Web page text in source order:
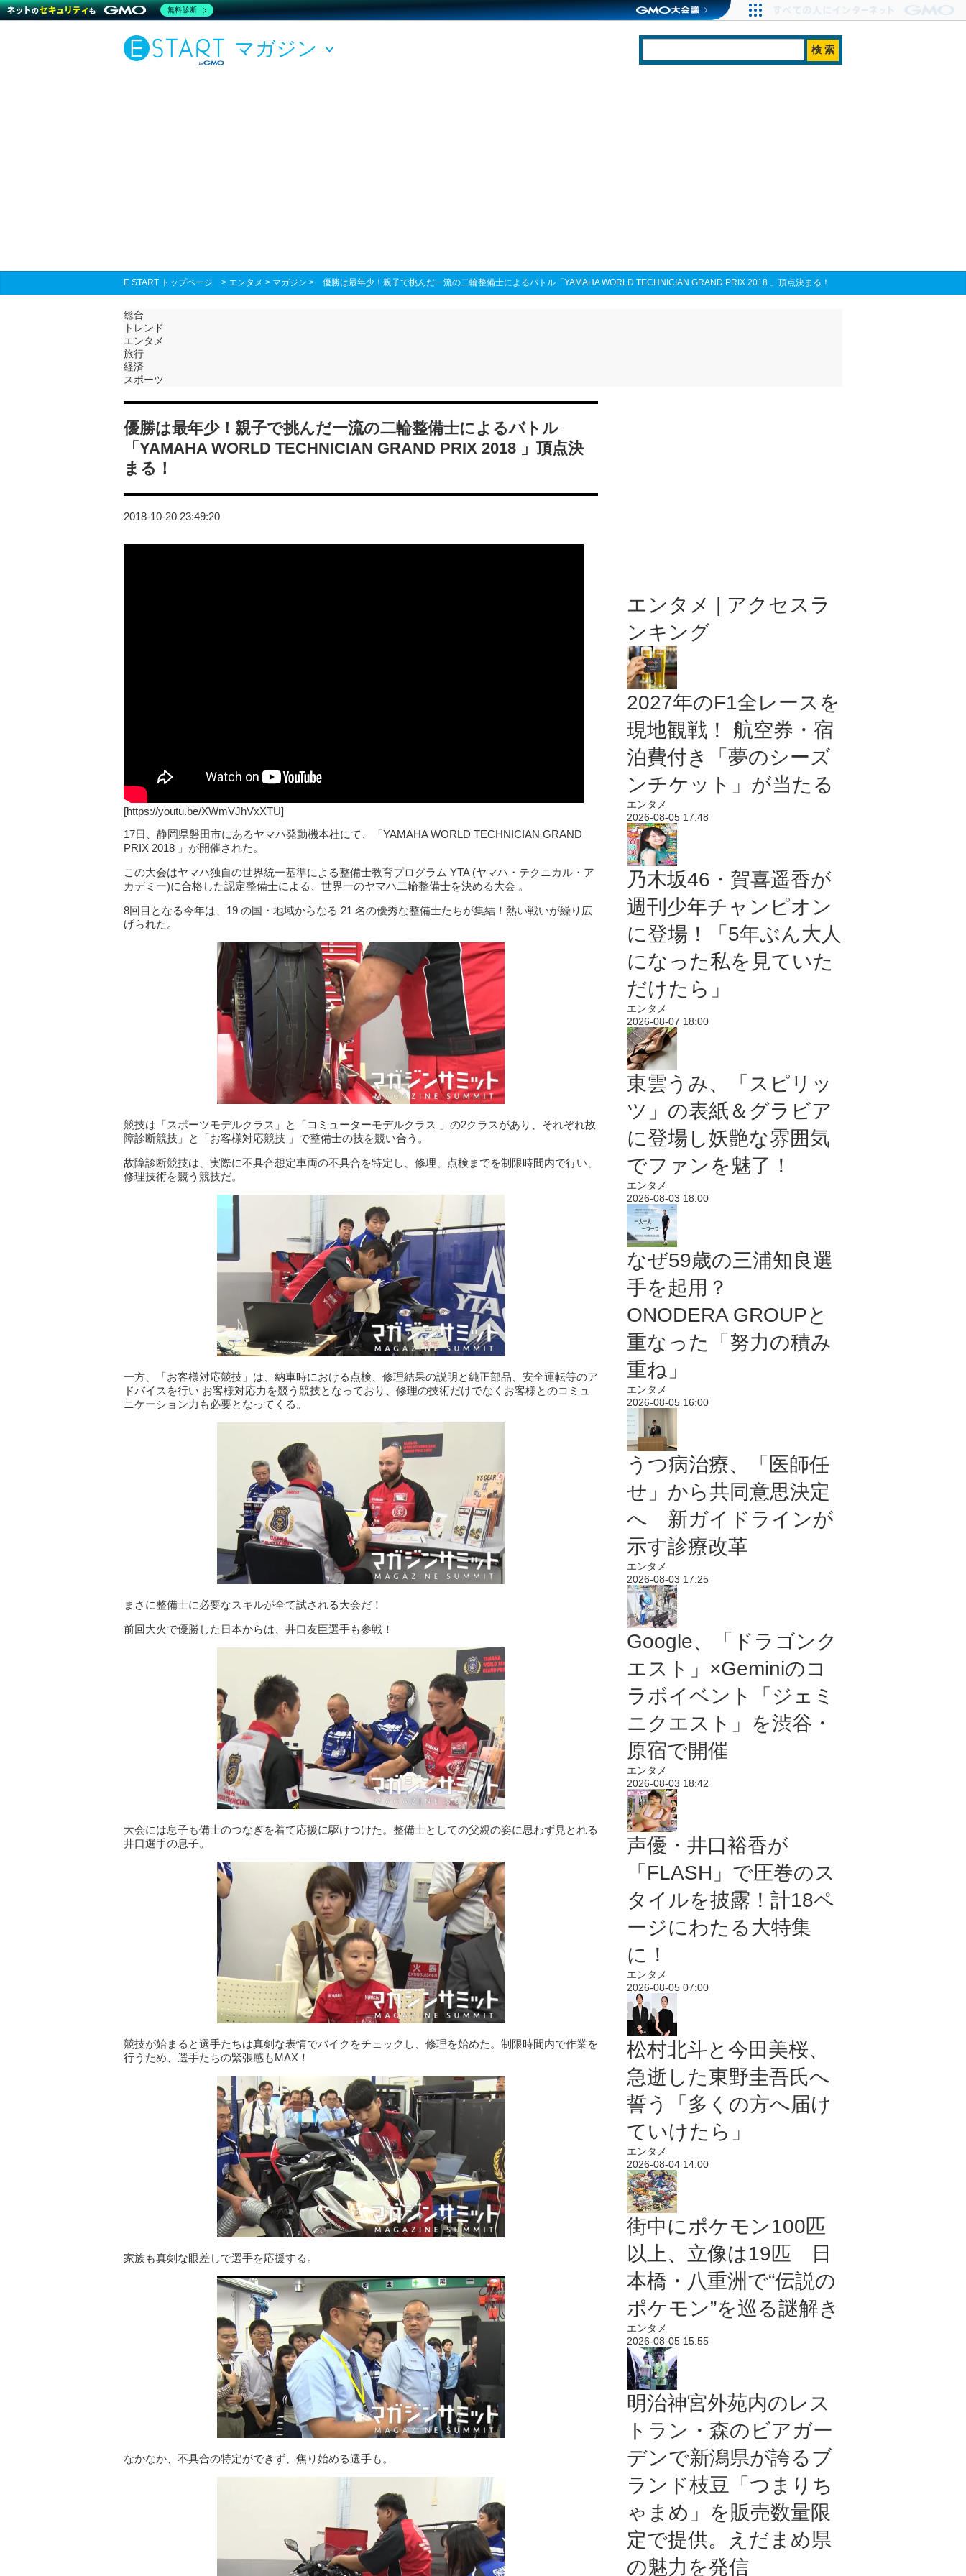
マガジン
E START トップページ > エンタメ > マガジン > 優勝は最年少！親子で挑んだ一流の二輪整備士によるバトル「YAMAHA WORLD TECHNICIAN GRAND PRIX 2018 」頂点決まる！
総合
トレンド
エンタメ
旅行
経済
スポーツ
優勝は最年少！親子で挑んだ一流の二輪整備士によるバトル
「YAMAHA WORLD TECHNICIAN GRAND PRIX 2018 」頂点決
まる！
2018-10-20 23:49:20
[https://youtu.be/XWmVJhVxXTU]
17日、静岡県磐田市にあるヤマハ発動機本社にて、「YAMAHA WORLD TECHNICIAN GRAND
PRIX 2018 」が開催された。
この大会はヤマハ独自の世界統一基準による整備士教育プログラム YTA (ヤマハ・テクニカル・ア
カデミー)に合格した認定整備士による、世界一のヤマハ二輪整備士を決める大会 。
8回目となる今年は、19 の国・地域からなる 21 名の優秀な整備士たちが集結！熱い戦いが繰り広
げられた。
競技は「スポーツモデルクラス」と「コミューターモデルクラス 」の2クラスがあり、それぞれ故
障診断競技」と「お客様対応競技 」で整備士の技を競い合う。
故障診断競技は、実際に不具合想定車両の不具合を特定し、修理、点検までを制限時間内で行い、
修理技術を競う競技だ。
一方、「お客様対応競技」は、納車時における点検、修理結果の説明と純正部品、安全運転等のア
ドバイスを行い お客様対応力を競う競技となっており、修理の技術だけでなくお客様とのコミュ
ニケーション力も必要となってくる。
まさに整備士に必要なスキルが全て試される大会だ！
前回大火で優勝した日本からは、井口友臣選手も参戦！
大会には息子も備士のつなぎを着て応援に駆けつけた。整備士としての父親の姿に思わず見とれる
井口選手の息子。
競技が始まると選手たちは真剣な表情でバイクをチェックし、修理を始めた。制限時間内で作業を
行うため、選手たちの緊張感もMAX！
家族も真剣な眼差しで選手を応援する。
なかなか、不具合の特定ができず、焦り始める選手も。
エンタメ | アクセスラ
ンキング
2027年のF1全レースを
現地観戦！ 航空券・宿
泊費付き「夢のシーズ
ンチケット」が当たる
エンタメ
2026-08-05 17:48
乃木坂46・賀喜遥香が
週刊少年チャンピオン
に登場！「5年ぶん大人
になった私を見ていた
だけたら」
エンタメ
2026-08-07 18:00
東雲うみ、「スピリッ
ツ」の表紙＆グラビア
に登場し妖艶な雰囲気
でファンを魅了！
エンタメ
2026-08-03 18:00
なぜ59歳の三浦知良選
手を起用？
ONODERA GROUPと
重なった「努力の積み
重ね」
エンタメ
2026-08-05 16:00
うつ病治療、「医師任
せ」から共同意思決定
へ 新ガイドラインが
示す診療改革
エンタメ
2026-08-03 17:25
Google、「ドラゴンク
エスト」×Geminiのコ
ラボイベント「ジェミ
ニクエスト」を渋谷・
原宿で開催
エンタメ
2026-08-03 18:42
声優・井口裕香が
「FLASH」で圧巻のス
タイルを披露！計18ペ
ージにわたる大特集
に！
エンタメ
2026-08-05 07:00
松村北斗と今田美桜、
急逝した東野圭吾氏へ
誓う「多くの方へ届け
ていけたら」
エンタメ
2026-08-04 14:00
街中にポケモン100匹
以上、立像は19匹 日
本橋・八重洲で“伝説の
ポケモン”を巡る謎解き
エンタメ
2026-08-05 15:55
明治神宮外苑内のレス
トラン・森のビアガー
デンで新潟県が誇るブ
ランド枝豆「つまりち
ゃまめ」を販売数量限
定で提供。えだまめ県
の魅力を発信
無料診断